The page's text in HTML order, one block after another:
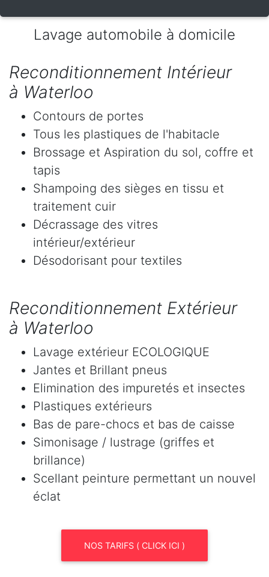
Lavage automobile à domicile
Reconditionnement Intérieur
à Waterloo
Contours de portes
Tous les plastiques de l'habitacle
Brossage et Aspiration du sol, coffre et
tapis
Shampoing des sièges en tissu et
traitement cuir
Décrassage des vitres
intérieur/extérieur
Désodorisant pour textiles
Reconditionnement Extérieur
à Waterloo
Lavage extérieur ECOLOGIQUE
Jantes et Brillant pneus
Elimination des impuretés et insectes
Plastiques extérieurs
Bas de pare-chocs et bas de caisse
Simonisage / lustrage (griffes et
brillance)
Scellant peinture permettant un nouvel
éclat
NOS TARIFS ( CLICK ICI )